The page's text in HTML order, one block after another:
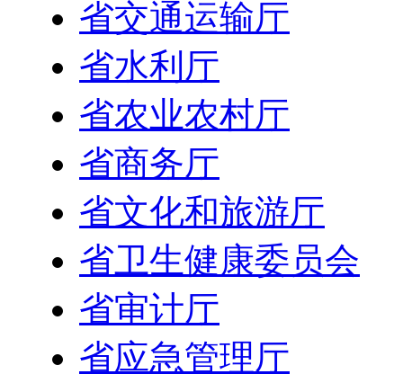
省交通运输厅
省水利厅
省农业农村厅
省商务厅
省文化和旅游厅
省卫生健康委员会
省审计厅
省应急管理厅